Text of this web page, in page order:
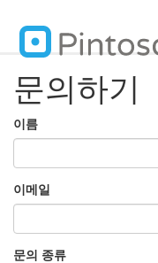
문의하기
이름
이메일
문의 종류